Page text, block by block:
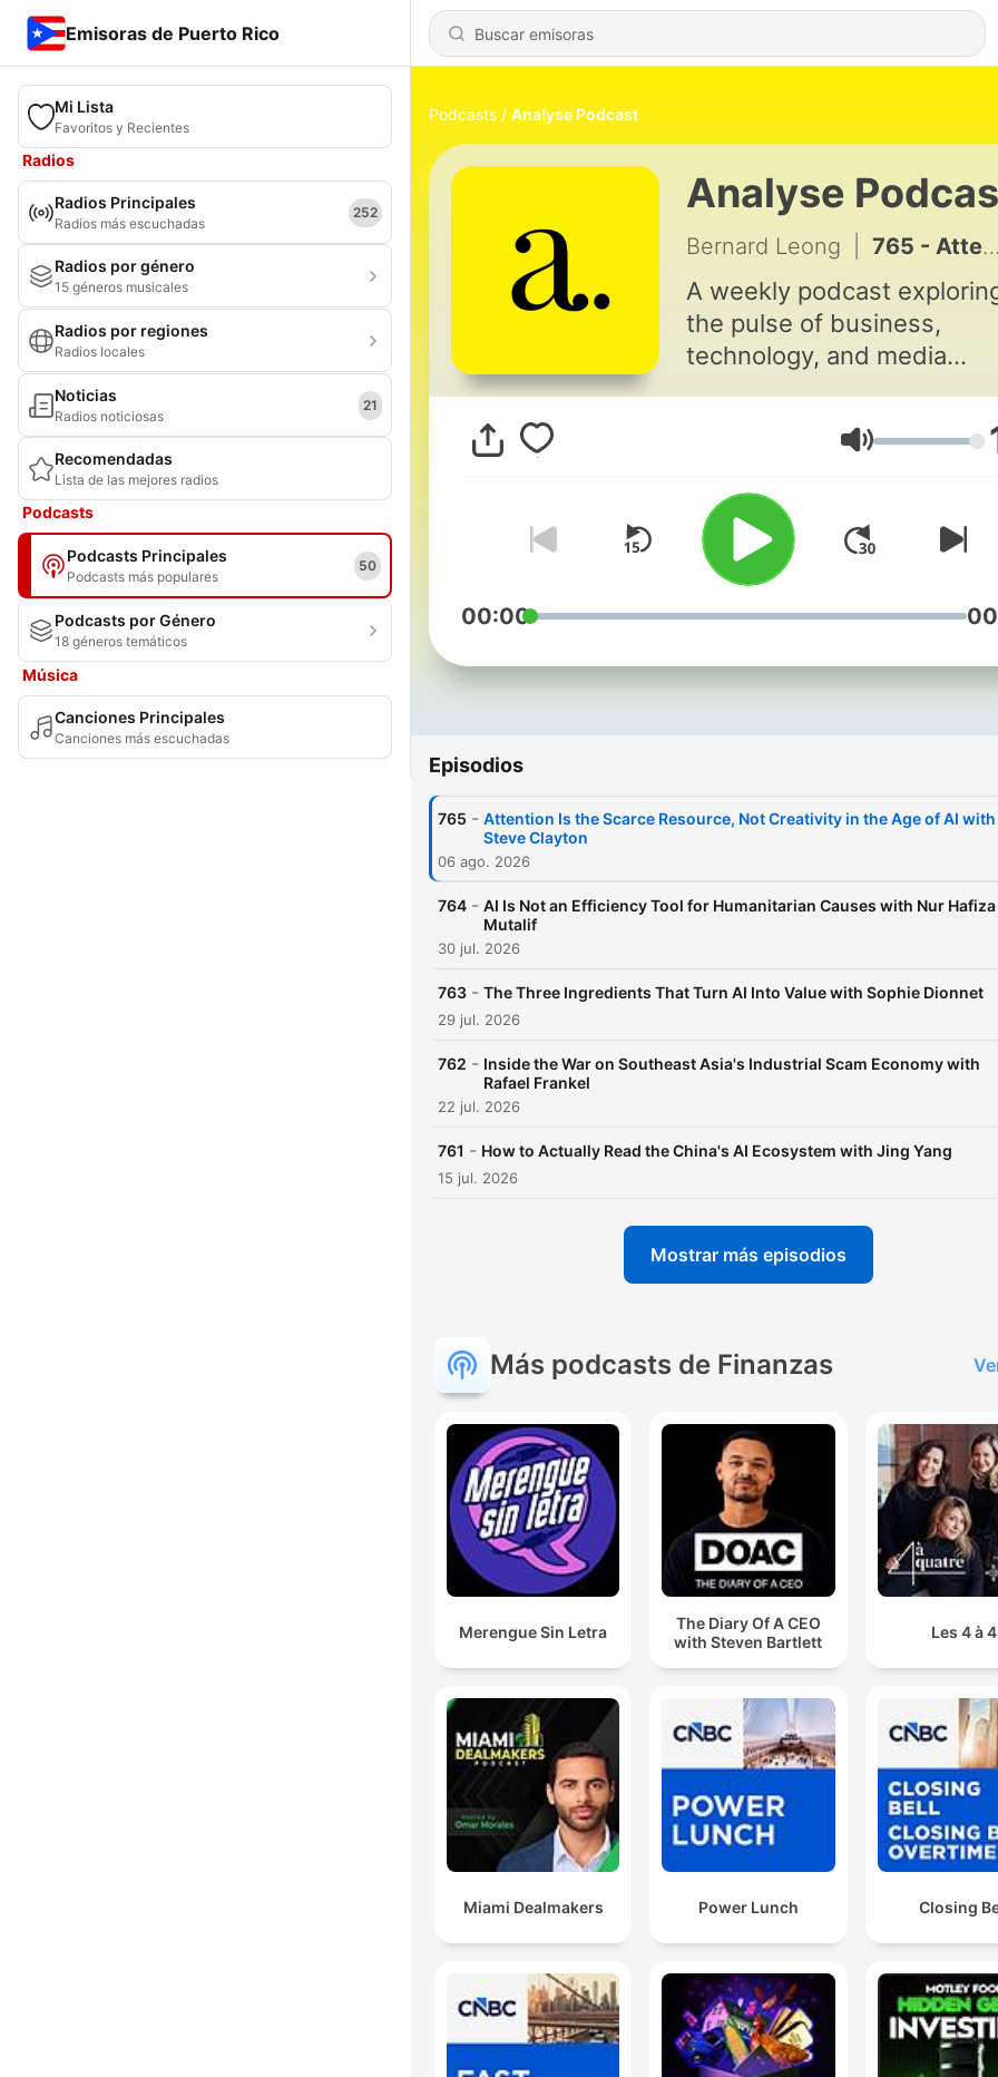
Emisoras de Puerto Rico
Mi Lista
Favoritos y Recientes
Radios
Radios Principales
Radios más escuchadas
252
Radios por género
15 géneros musicales
Radios por regiones
Radios locales
Noticias
Radios noticiosas
21
Recomendadas
Lista de las mejores radios
Podcasts
Podcasts Principales
Podcasts más populares
50
Podcasts por Género
18 géneros temáticos
Música
Canciones Principales
Canciones más escuchadas
Podcasts Analyse Podcast
Analyse
Bernard Leong 765 - Attention Is the Scarce Resource, Not Creativity in the Age of AI with Steve Clayton
A weekly podcast
the pulse of business,
technology, and media
Leong, the show features
depth conversations with
entrepreneurs, and
leaders on the ideas and
forces shaping global
— from Asia to the rest of
Volumen
00:00
Episodios
765 - Attention Is the Scarce Resource, Not Creativity in the Age of AI with
Steve Clayton
06 ago. 2026
764 - AI Is Not an Efficiency Tool for Humanitarian Causes with Nur Hafiza
Mutalif
30 jul. 2026
763 - The Three Ingredients That Turn AI Into Value with Sophie Dionnet
29 jul. 2026
762 - Inside the War on Southeast Asia's Industrial Scam Economy with
Rafael Frankel
22 jul. 2026
761 - How to Actually Read the China's AI Ecosystem with Jing Yang
15 jul. 2026
Mostrar más episodios
Más podcasts de Finanzas
Merengue Sin Letra
The Diary Of A CEO
with Steven Bartlett
Les 4 à 4
Miami Dealmakers Power Lunch Closing